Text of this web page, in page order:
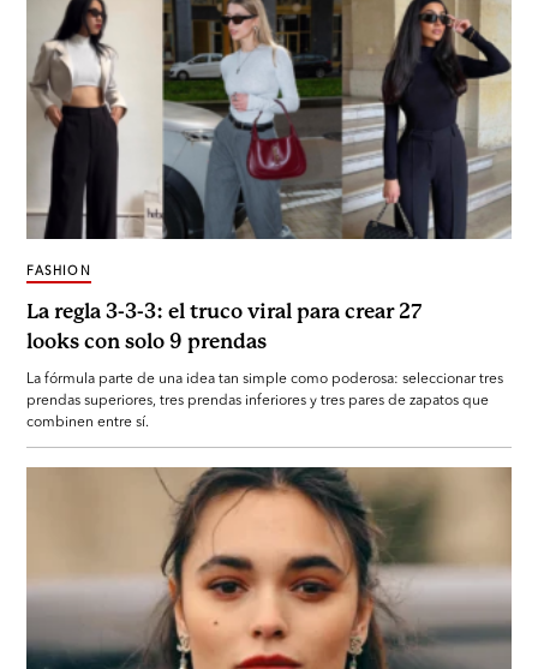
La regla 3-3-3: el truco viral para crear 27
looks con solo 9 prendas
FASHION
La fórmula parte de una idea tan simple como poderosa: seleccionar tres
prendas superiores, tres prendas inferiores y tres pares de zapatos que
combinen entre sí.